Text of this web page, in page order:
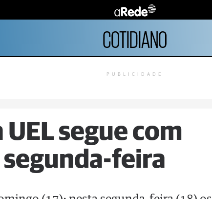
COTIDIANO
PUBLICIDADE
segue com
feira